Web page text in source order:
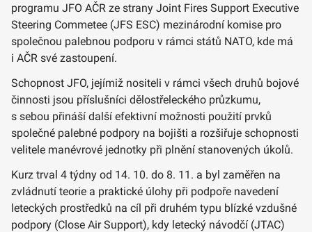
programu JFO AČR ze strany Joint Fires Support Executive
Steering Commetee (JFS ESC) mezinárodní komise pro
společnou palebnou podporu v rámci států NATO, kde má
i AČR své zastoupení.
Schopnost JFO, jejímiž nositeli v rámci všech druhů bojové
činnosti jsou příslušníci dělostřeleckého průzkumu,
s sebou přináší další efektivní možnosti použití prvků
společné palebné podpory na bojišti a rozšiřuje schopnosti
velitele manévrové jednotky při plnění stanovených úkolů.
Kurz trval 4 týdny od 14. 10. do 8. 11. a byl zaměřen na
zvládnutí teorie a praktické úlohy při podpoře navedení
leteckých prostředků na cíl při druhém typu blízké vzdušné
podpory (Close Air Support), kdy letecký návodčí (JTAC)